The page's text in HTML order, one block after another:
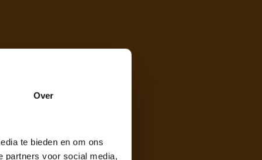
Over
te bieden en om ons
partners voor social media,